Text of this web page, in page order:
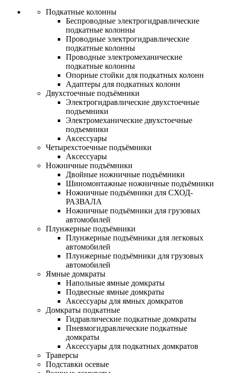
Подкатные колонны
Беспроводные электрогидравлические
подкатные колонны
Проводные электрогидравлические
подкатные колонны
Проводные электромеханические
подкатные колонны
Опорные стойки для подкатных колонн
Адаптеры для подкатных колонн
Двухстоечные подъёмники
Электрогидравлические двухстоечные
подъемники
Электромеханические двухстоечные
подъемники
Аксессуары
Четырехстоечные подъёмники
Аксессуары
Ножничные подъёмники
Двойные ножничные подъёмники
Шиномонтажные ножничные подъёмники
Ножничные подъёмники для СХОД-
РАЗВАЛА
Ножничные подъёмники для грузовых
автомобилей
Плунжерные подъёмники
Плунжерные подъёмники для легковых
автомобилей
Плунжерные подъёмники для грузовых
автомобилей
Ямные домкраты
Напольные ямные домкраты
Подвесные ямные домкраты
Аксессуары для ямных домкратов
Домкраты подкатные
Гидравлические подкатные домкраты
Пневмогидравлические подкатные
домкраты
Аксессуары для подкатных домкратов
Траверсы
Подставки осевые